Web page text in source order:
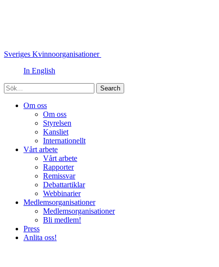
Sveriges Kvinnoorganisationer
In English
Sök
Om oss
Om oss
Styrelsen
Kansliet
Internationellt
Vårt arbete
Vårt arbete
Rapporter
Remissvar
Debattartiklar
Webbinarier
Medlemsorganisationer
Medlemsorganisationer
Bli medlem!
Press
Anlita oss!